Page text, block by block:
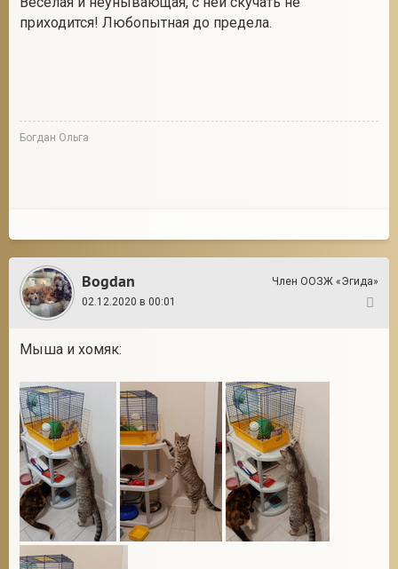
приходится! Любопытная до предела.
Богдан Ольга
Bogdan
Член ООЗЖ «Эгида»
02.12.2020 в 00:01
Мыша и хомяк: